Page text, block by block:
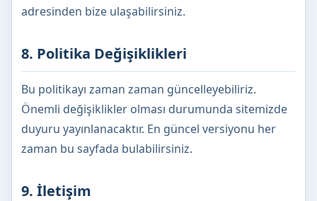
adresinden bize ulaşabilirsiniz.
8. Politika Değişiklikleri
Bu politikayı zaman zaman güncelleyebiliriz.
Önemli değişiklikler olması durumunda sitemizde
duyuru yayınlanacaktır. En güncel versiyonu her
zaman bu sayfada bulabilirsiniz.
9. İletişim